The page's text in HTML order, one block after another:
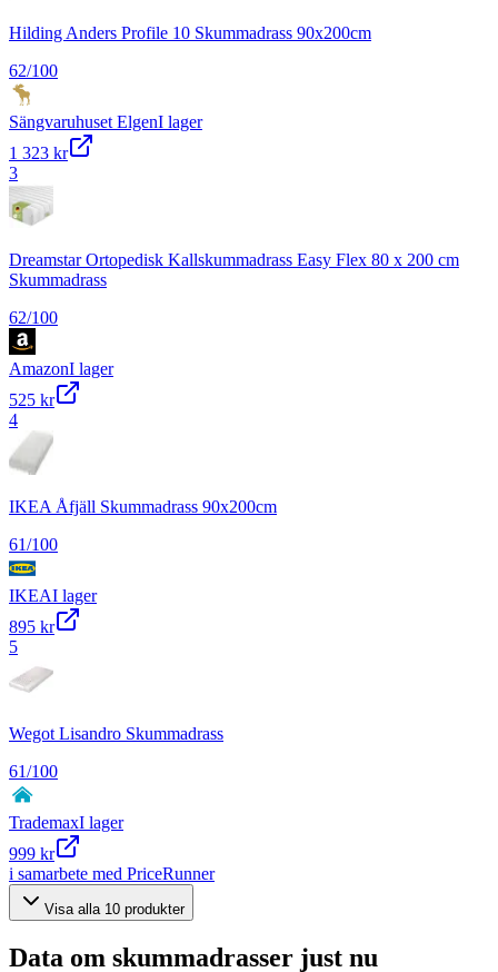
Hilding Anders Profile 10 Skummadrass 90x200cm
62/100
Sängvaruhuset ElgenI lager
1 323 kr
3
Dreamstar Ortopedisk Kallskummadrass Easy Flex 80 x 200 cm
Skummadrass
62/100
AmazonI lager
525 kr
4
IKEA Åfjäll Skummadrass 90x200cm
61/100
IKEAI lager
895 kr
5
Wegot Lisandro Skummadrass
61/100
TrademaxI lager
999 kr
i samarbete med PriceRunner
Visa alla 10 produkter
Data om skummadrasser just nu